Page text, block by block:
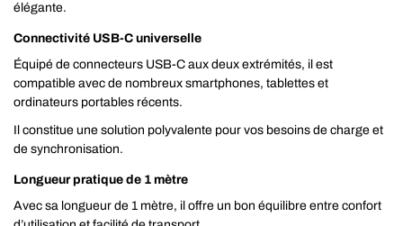
élégante.
Connectivité USB-C universelle
Équipé de connecteurs USB-C aux deux extrémités, il est
compatible avec de nombreux smartphones, tablettes et
ordinateurs portables récents.
Il constitue une solution polyvalente pour vos besoins de charge et
de synchronisation.
Longueur pratique de 1 mètre
Avec sa longueur de 1 mètre, il offre un bon équilibre entre confort